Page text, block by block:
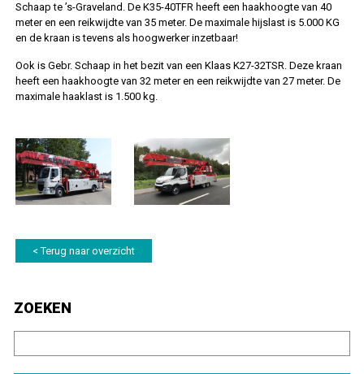
Schaap te ’s-Graveland. De K35-40TFR heeft een haakhoogte van 40
meter en een reikwijdte van 35 meter. De maximale hijslast is 5.000 KG
en de kraan is tevens als hoogwerker inzetbaar!
Ook is Gebr. Schaap in het bezit van een Klaas K27-32TSR. Deze kraan
heeft een haakhoogte van 32 meter en een reikwijdte van 27 meter. De
maximale haaklast is 1.500 kg.
< Terug naar overzicht
ZOEKEN